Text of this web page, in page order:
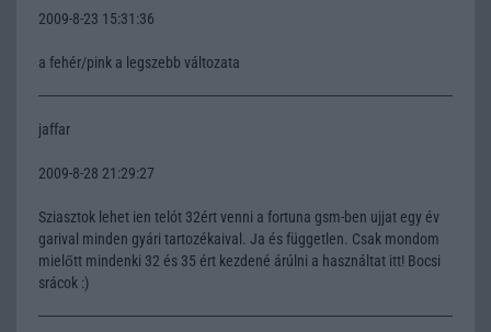
2009-8-23 15:31:36
a fehér/pink a legszebb változata
jaffar
2009-8-28 21:29:27
Sziasztok lehet ien telót 32ért venni a fortuna gsm-ben ujjat egy év
garival minden gyári tartozékaival. Ja és független. Csak mondom
mielőtt mindenki 32 és 35 ért kezdené árúlni a használtat itt! Bocsi
srácok :)